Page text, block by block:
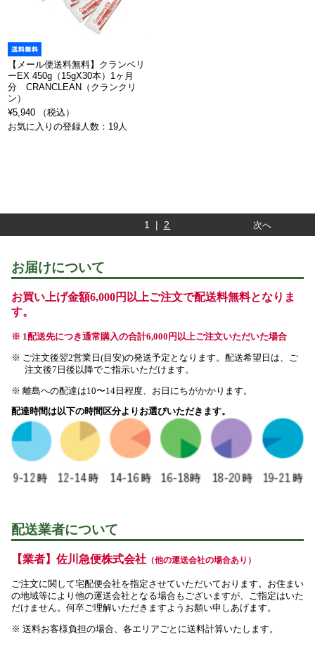
【メール便送料無料】クランベリ
ーEX 450g（15gX30本）1ヶ月
分 CRANCLEAN（クランクリ
ン）
¥5,940 （税込）
お気に入りの登録人数：19人
1 | 2 次へ